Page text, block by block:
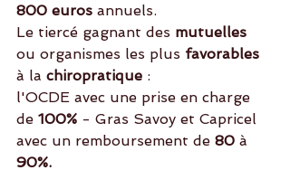
800 euros annuels.
Le tiercé gagnant des mutuelles
ou organismes les plus favorables
à la chiropratique :
l'OCDE avec une prise en charge
de 100% - Gras Savoy et Capricel
avec un remboursement de 80 à
90%.